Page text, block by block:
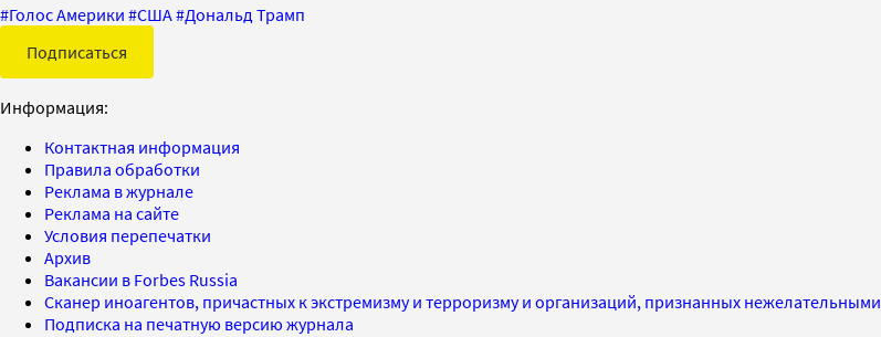
#Голос Америки #США#Дональд Трамп
Подписаться
Информация:
Контактная информация
Правила обработки
Реклама в журнале
Реклама на сайте
Условия перепечатки
Архив
Вакансии в Forbes Russia
Сканер иноагентов, причастных к экстремизму и терроризму и организаций, признанных нежелательными
Подписка на печатную версию журнала